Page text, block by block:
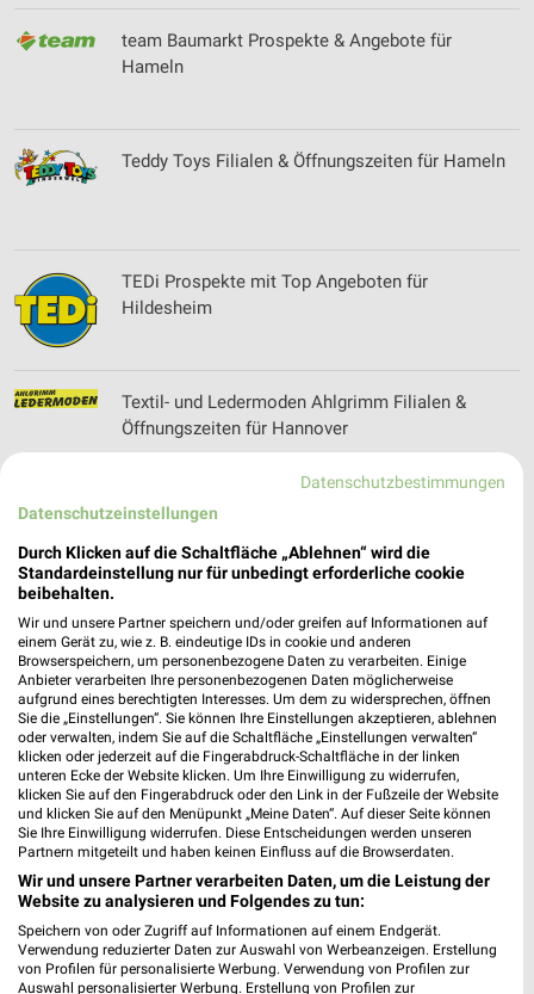
team Baumarkt Prospekte & Angebote für
Hameln
Teddy Toys Filialen & Öffnungszeiten für Hameln
TEDi Prospekte mit Top Angeboten für
Hildesheim
Textil- und Ledermoden Ahlgrimm Filialen &
Öffnungszeiten für Hannover
Thea Rohde Filialen & Öffnungszeiten für
Edemissen
Thomas Kellert Filialen & Öffnungszeiten für
Vechelde
Thomas Philipps Prospekt und aktuelle
Angebote für Sarstedt
Tischlerei Maik Othmer Filialen &
Öffnungszeiten für Sarstedt-Hotteln
Datenschutzbestimmungen
Datenschutzeinstellungen
Durch Klicken auf die Schaltfläche „Ablehnen“ wird die
Standardeinstellung nur für unbedingt erforderliche cookie
beibehalten.
Wir und unsere Partner speichern und/oder greifen auf Informationen auf
einem Gerät zu, wie z. B. eindeutige IDs in cookie und anderen
Browserspeichern, um personenbezogene Daten zu verarbeiten. Einige
Anbieter verarbeiten Ihre personenbezogenen Daten möglicherweise
aufgrund eines berechtigten Interesses. Um dem zu widersprechen, öffnen
Sie die „Einstellungen“. Sie können Ihre Einstellungen akzeptieren, ablehnen
oder verwalten, indem Sie auf die Schaltfläche „Einstellungen verwalten“
klicken oder jederzeit auf die Fingerabdruck-Schaltfläche in der linken
unteren Ecke der Website klicken. Um Ihre Einwilligung zu widerrufen,
klicken Sie auf den Fingerabdruck oder den Link in der Fußzeile der Website
und klicken Sie auf den Menüpunkt „Meine Daten“. Auf dieser Seite können
Sie Ihre Einwilligung widerrufen. Diese Entscheidungen werden unseren
Partnern mitgeteilt und haben keinen Einfluss auf die Browserdaten.
Wir und unsere Partner verarbeiten Daten, um die Leistung der
Website zu analysieren und Folgendes zu tun:
Speichern von oder Zugriff auf Informationen auf einem Endgerät.
Verwendung reduzierter Daten zur Auswahl von Werbeanzeigen. Erstellung
von Profilen für personalisierte Werbung. Verwendung von Profilen zur
Auswahl personalisierter Werbung. Erstellung von Profilen zur